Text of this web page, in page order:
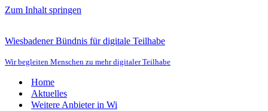
Zum Inhalt springen
Wiesbadener Bündnis für digitale Teilhabe
Wir begleiten Menschen zu mehr digitaler Teilhabe
Home
Aktuelles
Weitere Anbieter in Wi